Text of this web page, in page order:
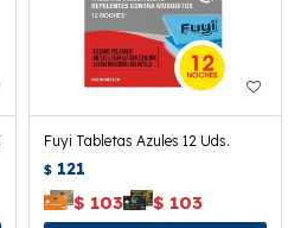
Fuyi Tabletas Azules 12 Uds.
$ 121
$ 103 $ 103